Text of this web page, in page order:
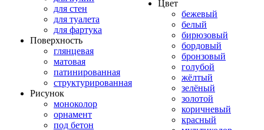
для стен
для туалета
для фартука
Поверхность
глянцевая
матовая
патинированная
структурированная
Рисунок
моноколор
орнамент
под бетон
Цвет
бежевый
белый
бирюзовый
бордовый
бронзовый
голубой
жёлтый
зелёный
золотой
коричневый
красный